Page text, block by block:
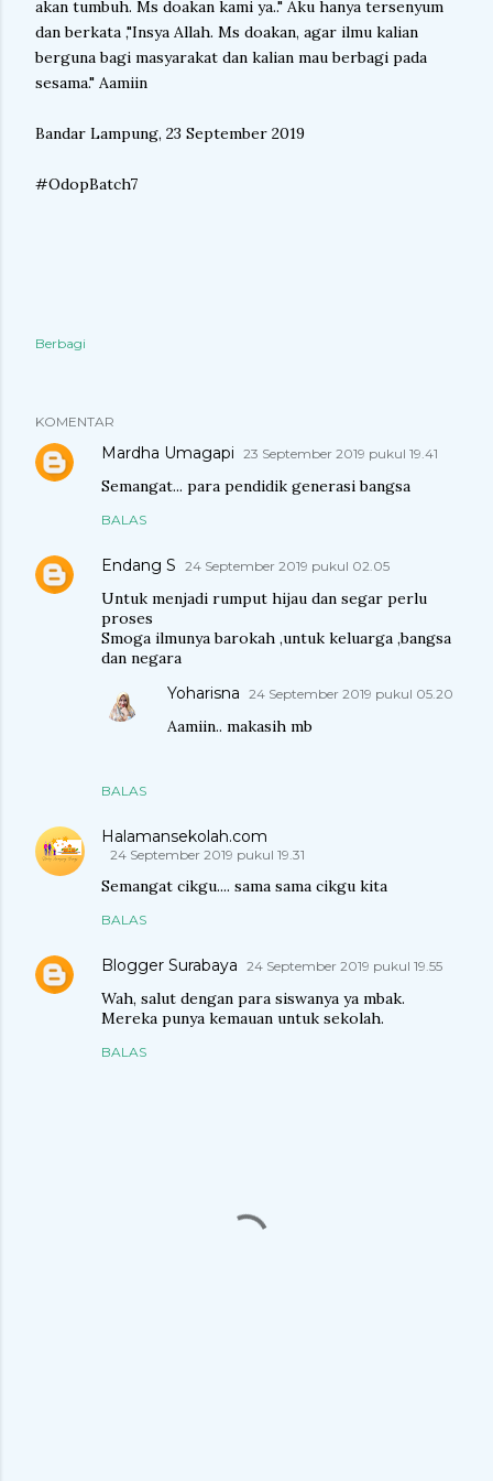
akan tumbuh. Ms doakan kami ya.." Aku hanya tersenyum
dan berkata ,"Insya Allah. Ms doakan, agar ilmu kalian
berguna bagi masyarakat dan kalian mau berbagi pada
sesama." Aamiin
Bandar Lampung, 23 September 2019
#OdopBatch7
Berbagi
KOMENTAR
Mardha Umagapi 23 September 2019 pukul 19.41
Semangat... para pendidik generasi bangsa
BALAS
Endang S 24 September 2019 pukul 02.05
Untuk menjadi rumput hijau dan segar perlu
proses
Smoga ilmunya barokah ,untuk keluarga ,bangsa
dan negara
BALAS
Yoharisna 24 September 2019 pukul 05.20
Aamiin.. makasih mb
Halamansekolah.com
24 September 2019 pukul 19.31
Semangat cikgu.... sama sama cikgu kita
BALAS
Blogger Surabaya 24 September 2019 pukul 19.55
Wah, salut dengan para siswanya ya mbak.
Mereka punya kemauan untuk sekolah.
BALAS